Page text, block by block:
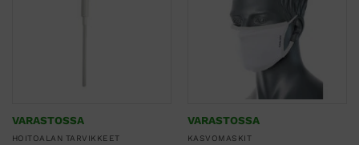
VARASTOSSA
HOITOALAN TARVIKKEET
VARASTOSSA
KASVOMASKIT